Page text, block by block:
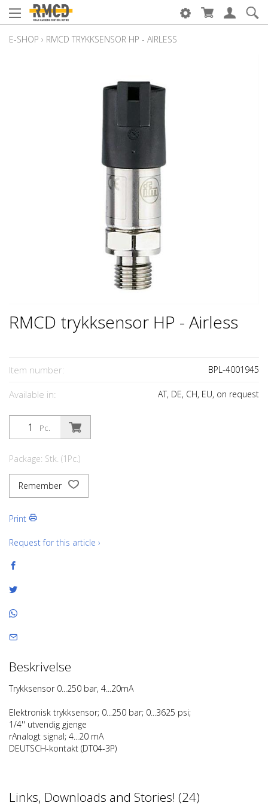
E-SHOP › RMCD TRYKKSENSOR HP - AIRLESS
RMCD trykksensor HP - Airless
Item number: BPL-4001945
Available in: AT, DE, CH, EU, on request
Pc.
Package: Stk. (1Pc.)
Remember
Print
Request for this article ›
Beskrivelse
Trykksensor 0...250 bar, 4...20mA
Elektronisk trykksensor; 0...250 bar; 0...3625 psi;
1/4'' utvendig gjenge
rAnalogt signal; 4...20 mA
DEUTSCH-kontakt (DT04-3P)
Links, Downloads and Stories! (24)